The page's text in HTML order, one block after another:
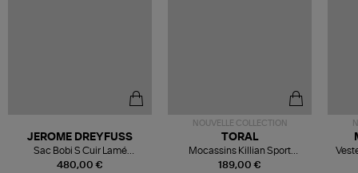
480,00 €
JEROME DREYFUSS
Sac Bobi S Cuir Lamé
Champagne
NOUVELLE COLLECTION
189,00 €
TORAL
Mocassins Killian Sport
Mousse